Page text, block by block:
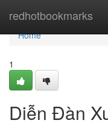
redhotbookmarks
Home
Home
1
Diễn Đàn